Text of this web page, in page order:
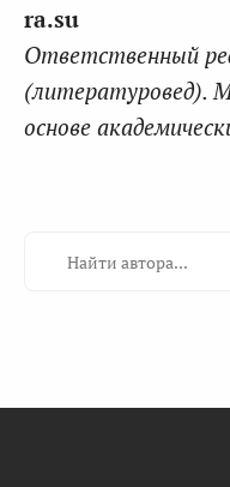
ra.su
Ответственный
(литературовед).
основе